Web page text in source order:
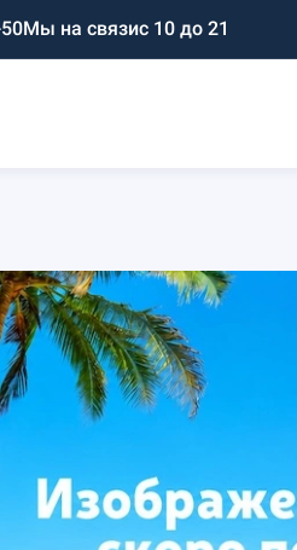
Мы на связис 10 до 21